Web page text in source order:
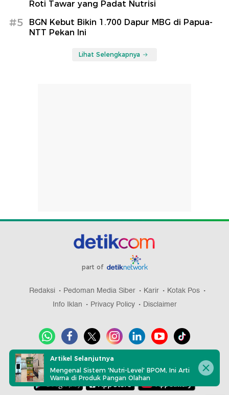
Roti Tawar yang Padat Nutrisi
#5
BGN Kebut Bikin 1.700 Dapur MBG di Papua-
NTT Pekan Ini
Lihat Selengkapnya
part of
Redaksi Pedoman Media Siber Karir
Kotak Pos
Info Iklan
Privacy Policy Disclaimer
Download aplikasi detikcom
Artikel Selanjutnya
Mengenal Sistem 'Nutri-Level' BPOM, Ini Arti
Warna di Produk Pangan Olahan